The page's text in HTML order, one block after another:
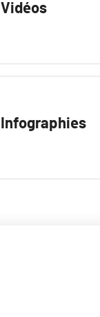
Vidéos
Infographies